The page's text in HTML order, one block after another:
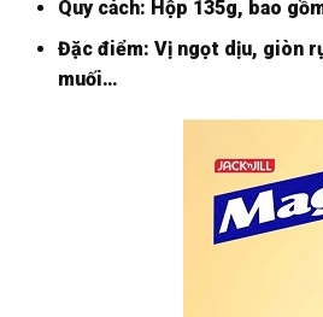
Quy cách: Hộp 135g, bao
Đặc điểm: Vị ngọt dịu, giòn
muối…